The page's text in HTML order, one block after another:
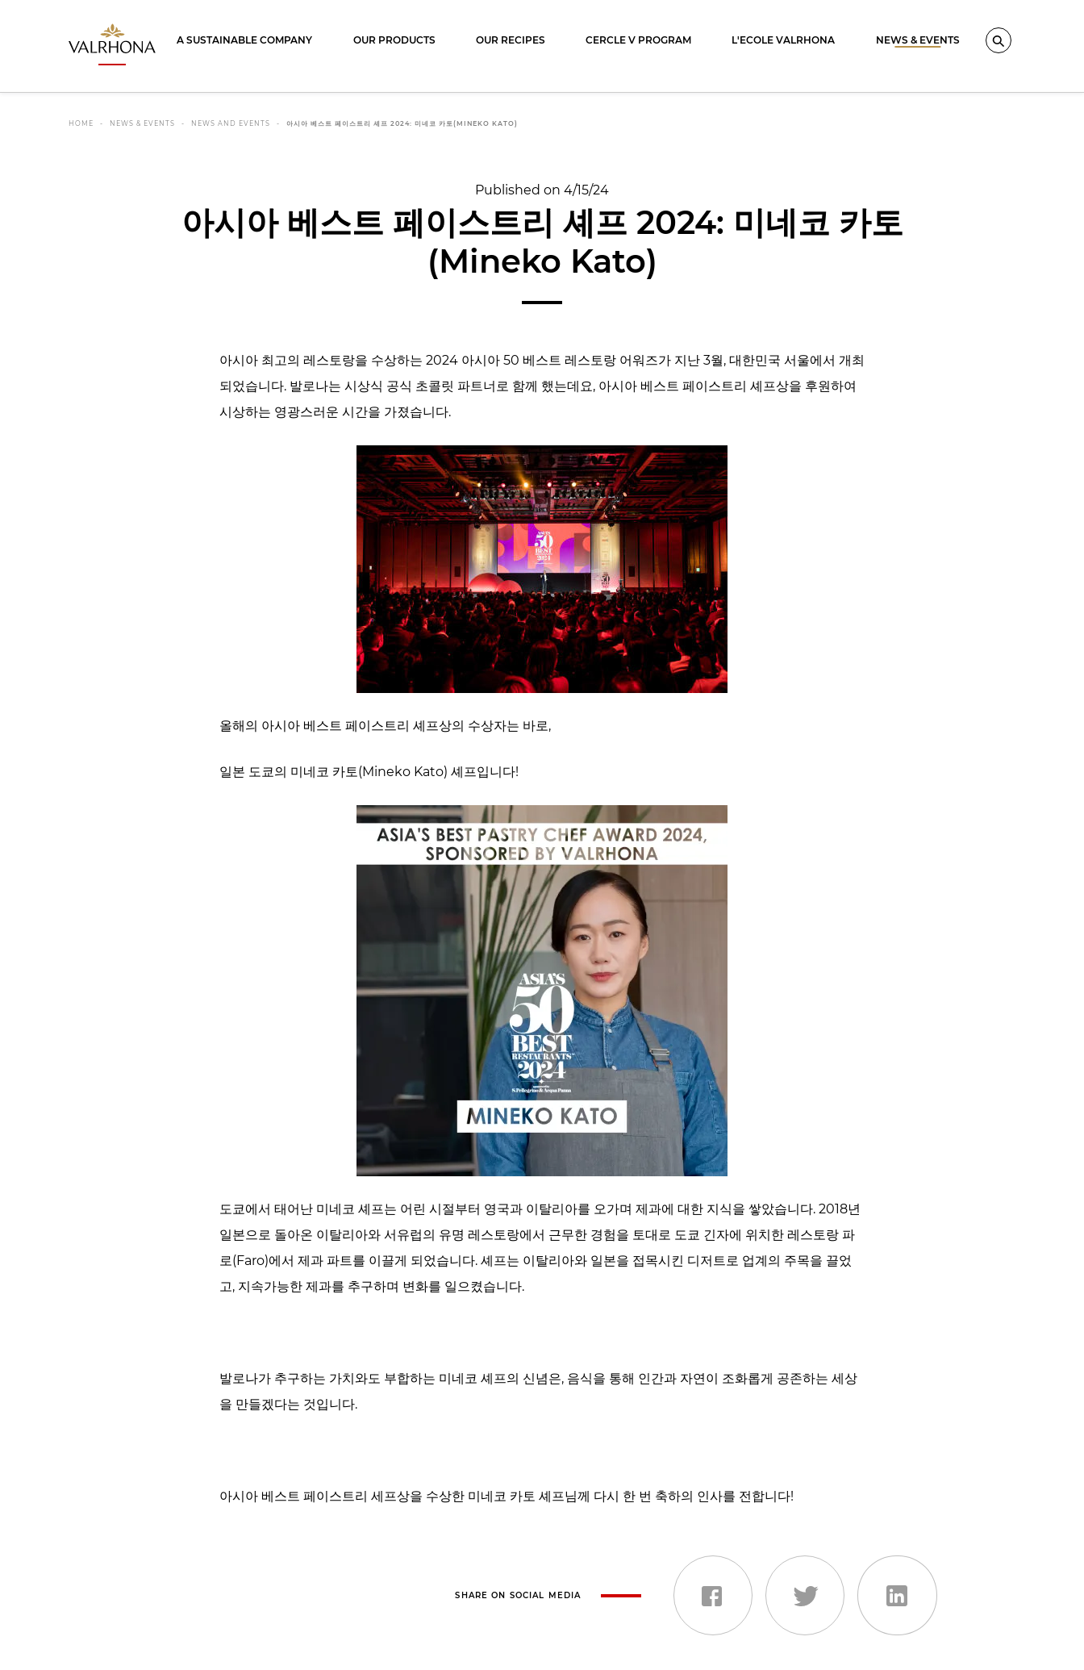
Valrhona - Imaginons le meilleur du chocolat
Search
A SUSTAINABLE COMPANY OUR PRODUCTS OUR RECIPES CERCLE V PROGRAM L'ECOLE VALRHONA NEWS & EVENTS
HOME NEWS & EVENTS NEWS AND EVENTS 아시아 베스트 페이스트리 셰프 2024: 미네코 카토(MINEKO KATO)
Published on 4/15/24
아시아 베스트 페이스트리 셰프 2024: 미네코 카토
(Mineko Kato)
아시아 최고의 레스토랑을 수상하는 2024 아시아 50 베스트 레스토랑 어워즈가 지난 3월, 대한민국 서울에서 개최
되었습니다. 발로나는 시상식 공식 초콜릿 파트너로 함께 했는데요, 아시아 베스트 페이스트리 셰프상을 후원하여
시상하는 영광스러운 시간을 가졌습니다.
올해의 아시아 베스트 페이스트리 셰프상의 수상자는 바로,
일본 도쿄의 미네코 카토(Mineko Kato) 셰프입니다!
도쿄에서 태어난 미네코 셰프는 어린 시절부터 영국과 이탈리아를 오가며 제과에 대한 지식을 쌓았습니다. 2018년
일본으로 돌아온 이탈리아와 서유럽의 유명 레스토랑에서 근무한 경험을 토대로 도쿄 긴자에 위치한 레스토랑 파
로(Faro)에서 제과 파트를 이끌게 되었습니다. 셰프는 이탈리아와 일본을 접목시킨 디저트로 업계의 주목을 끌었
고, 지속가능한 제과를 추구하며 변화를 일으켰습니다.
발로나가 추구하는 가치와도 부합하는 미네코 셰프의 신념은, 음식을 통해 인간과 자연이 조화롭게 공존하는 세상
을 만들겠다는 것입니다.
아시아 베스트 페이스트리 세프상을 수상한 미네코 카토 셰프님께 다시 한 번 축하의 인사를 전합니다!
SHARE ON SOCIAL MEDIA